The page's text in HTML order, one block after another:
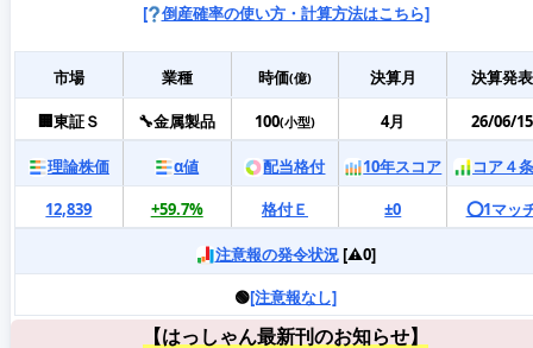
[ 倒産確率の使い方・計算方法はこちら]
市場 業種 時価(億) 決算月 決算発表
🏢東証Ｓ 🔧金属製品 100(小型) 4月 26/06/15
理論株価 α値 配当格付 10年スコア
コア４
12,839
+59.7% 格付Ｅ ±0 ⭕️1マッ
注意報の発令状況[⚠️0]
🟢[注意報なし]
【はっしゃん最新刊のお知らせ】